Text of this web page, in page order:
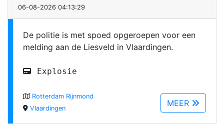
06-08-2026 04:13:29
De politie is met spoed opgeroepen voor een
melding aan de Liesveld in Vlaardingen.
Explosie
MEER
Rotterdam Rijnmond
Vlaardingen